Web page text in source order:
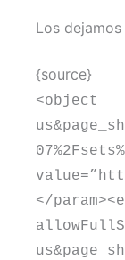
Los
{source}
<object
</param><